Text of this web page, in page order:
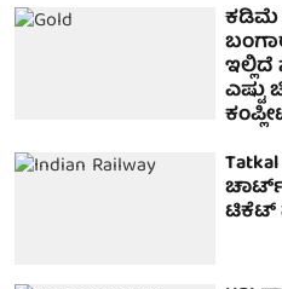
ಕಡಿಮೆ
ಎಷ್ಟು